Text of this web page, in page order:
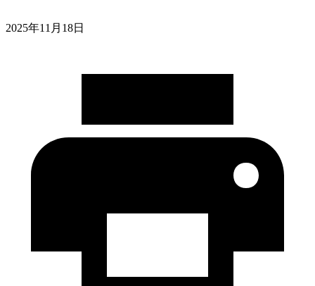
2025年11月18日